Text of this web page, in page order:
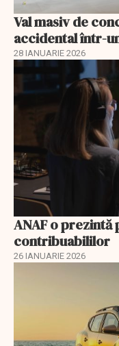
Val masiv de
accidental într-
28 IANUARIE 2026
ANAF o prezintă
contribuabililor
26 IANUARIE 2026